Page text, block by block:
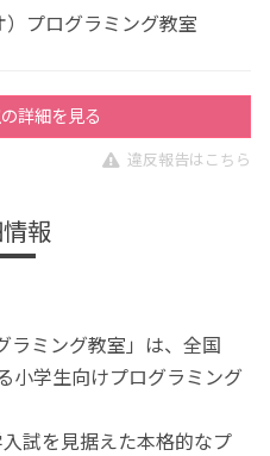
）プログラミング教室
詳細を見る
違反報告はこちら
報
ラミング教室」は、全国
小学生向けプログラミング
試を見据えた本格的なプ